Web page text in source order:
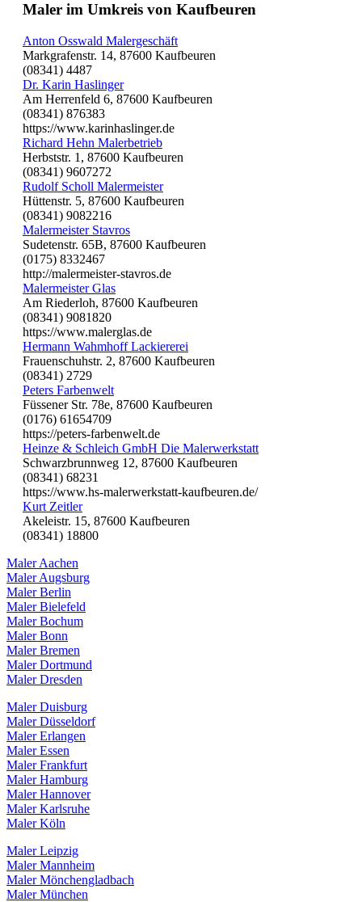
Maler im Umkreis von Kaufbeuren
Anton Osswald Malergeschäft
Markgrafenstr. 14, 87600 Kaufbeuren
(08341) 4487
Dr. Karin Haslinger
Am Herrenfeld 6, 87600 Kaufbeuren
(08341) 876383
https://www.karinhaslinger.de
Richard Hehn Malerbetrieb
Herbststr. 1, 87600 Kaufbeuren
(08341) 9607272
Rudolf Scholl Malermeister
Hüttenstr. 5, 87600 Kaufbeuren
(08341) 9082216
Malermeister Stavros
Sudetenstr. 65B, 87600 Kaufbeuren
(0175) 8332467
http://malermeister-stavros.de
Malermeister Glas
Am Riederloh, 87600 Kaufbeuren
(08341) 9081820
https://www.malerglas.de
Hermann Wahmhoff Lackiererei
Frauenschuhstr. 2, 87600 Kaufbeuren
(08341) 2729
Peters Farbenwelt
Füssener Str. 78e, 87600 Kaufbeuren
(0176) 61654709
https://peters-farbenwelt.de
Heinze & Schleich GmbH Die Malerwerkstatt
Schwarzbrunnweg 12, 87600 Kaufbeuren
(08341) 68231
https://www.hs-malerwerkstatt-kaufbeuren.de/
Kurt Zeitler
Akeleistr. 15, 87600 Kaufbeuren
(08341) 18800
Maler Aachen
Maler Augsburg
Maler Berlin
Maler Bielefeld
Maler Bochum
Maler Bonn
Maler Bremen
Maler Dortmund
Maler Dresden
Maler Duisburg
Maler Düsseldorf
Maler Erlangen
Maler Essen
Maler Frankfurt
Maler Hamburg
Maler Hannover
Maler Karlsruhe
Maler Köln
Maler Leipzig
Maler Mannheim
Maler Mönchengladbach
Maler München